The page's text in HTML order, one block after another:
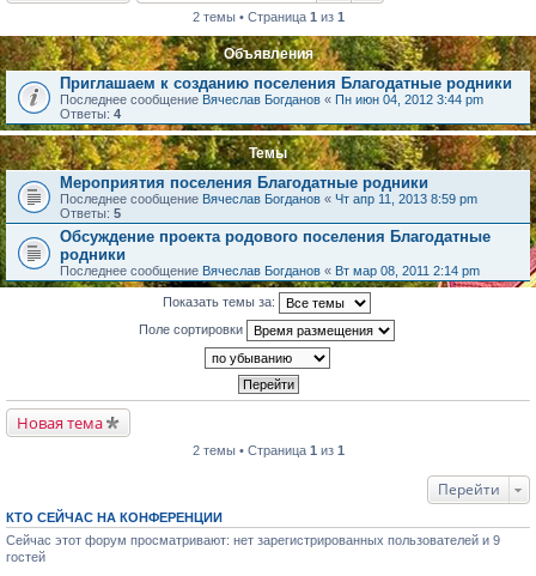
2 темы • Страница 1 из 1
Объявления
Приглашаем к созданию поселения Благодатные родники
Последнее сообщение Вячеслав Богданов « Пн июн 04, 2012 3:44 pm
Ответы: 4
Темы
Мероприятия поселения Благодатные родники
Последнее сообщение Вячеслав Богданов « Чт апр 11, 2013 8:59 pm
Ответы: 5
Обсуждение проекта родового поселения Благодатные
родники
Последнее сообщение Вячеслав Богданов « Вт мар 08, 2011 2:14 pm
Показать темы за:
Поле сортировки
Новая тема
2 темы • Страница 1 из 1
Перейти
КТО СЕЙЧАС НА КОНФЕРЕНЦИИ
Сейчас этот форум просматривают: нет зарегистрированных пользователей и 9
гостей